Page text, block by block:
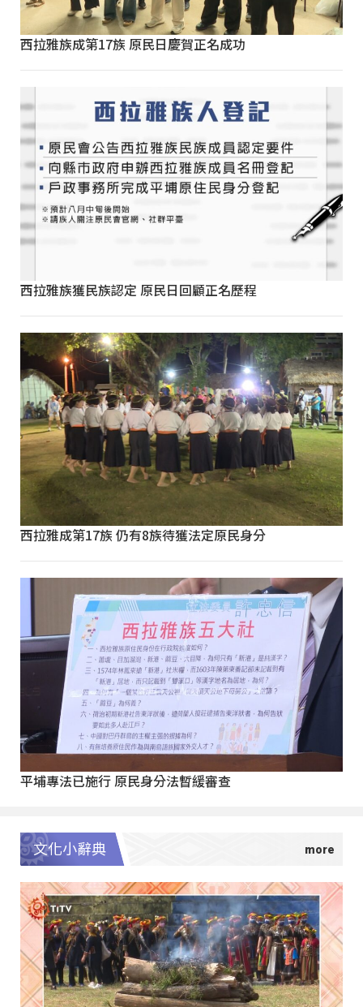
西拉雅族成第17族 原民日慶賀正名成功
西拉雅族獲民族認定 原民日回顧正名歷程
西拉雅成第17族 仍有8族待獲法定原民身分
平埔專法已施行 原民身分法暫緩審查
文化小辭典